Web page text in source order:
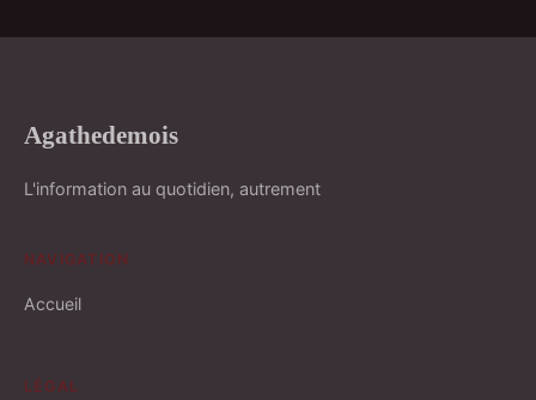
Agathedemois
L'information au quotidien, autrement
NAVIGATION
Accueil
LÉGAL